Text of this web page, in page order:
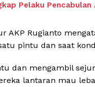
Pelaku Pencabulan
AKP Rugianto
pintu dan saat
dan mengambil
lantaran mau